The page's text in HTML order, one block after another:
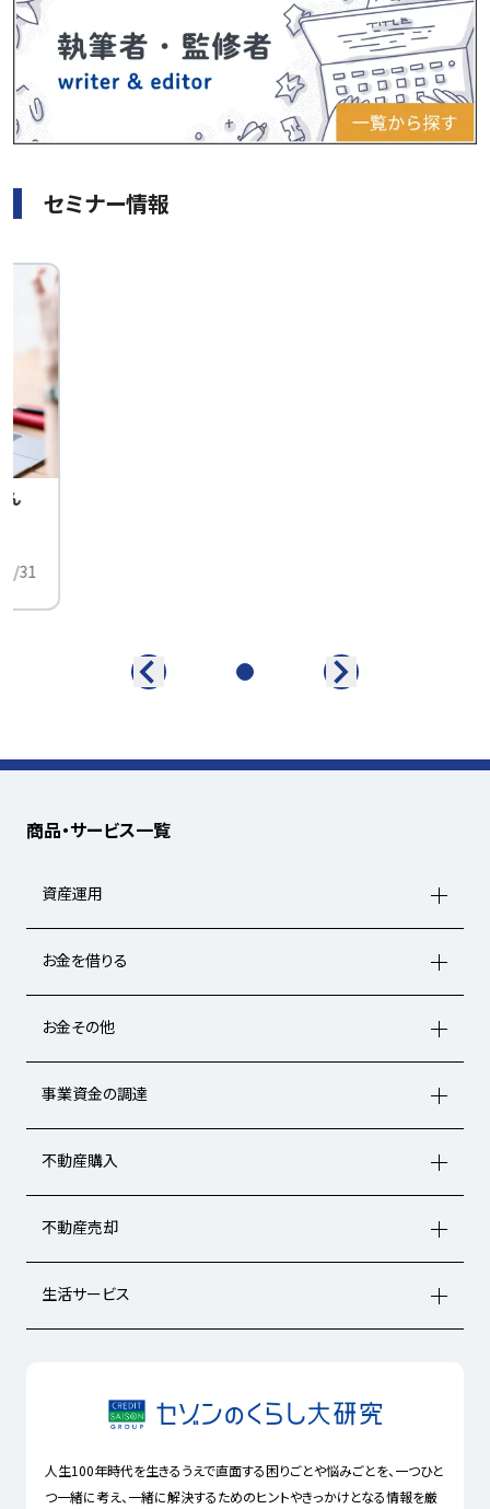
セミナー情報
ん
31
商品・サービス一覧
資産運用
お金を借りる
お金その他
事業資金の調達
不動産購入
不動産売却
生活サービス
人生100年時代を生きるうえで直面する困りごとや悩みごとを、一つひと
つ一緒に考え、一緒に解決するためのヒントやきっかけとなる情報を厳